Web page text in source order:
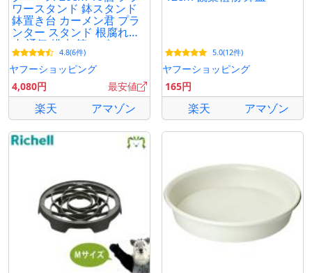
ワースタンド 鉢スタンド
鉢置き台 カーメン君 プラ
ンター スタンド 根腐れ防
止 通気 排水 第一ビニール
4.8(6件)
ヤフーショッピング
4,080円
最安値
楽天 アマゾン
5.0(12件)
ヤフーショッピング
165円
楽天 アマゾン